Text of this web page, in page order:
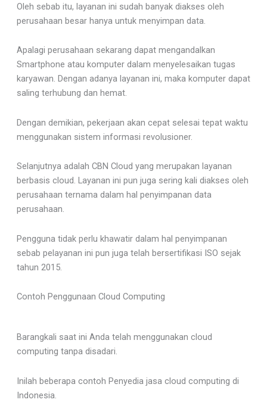
Oleh sebab itu, layanan ini sudah banyak diakses oleh
perusahaan besar hanya untuk menyimpan data.
Apalagi perusahaan sekarang dapat mengandalkan
Smartphone atau komputer dalam menyelesaikan tugas
karyawan. Dengan adanya layanan ini, maka komputer dapat
saling terhubung dan hemat.
Dengan demikian, pekerjaan akan cepat selesai tepat waktu
menggunakan sistem informasi revolusioner.
Selanjutnya adalah CBN Cloud yang merupakan layanan
berbasis cloud. Layanan ini pun juga sering kali diakses oleh
perusahaan ternama dalam hal penyimpanan data
perusahaan.
Pengguna tidak perlu khawatir dalam hal penyimpanan
sebab pelayanan ini pun juga telah bersertifikasi ISO sejak
tahun 2015.
Contoh Penggunaan Cloud Computing
Barangkali saat ini Anda telah menggunakan cloud
computing tanpa disadari.
Inilah beberapa contoh Penyedia jasa cloud computing di
Indonesia.